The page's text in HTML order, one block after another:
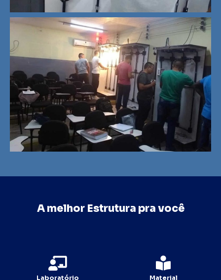
A melhor Estrutura pra você
Laboratório Material